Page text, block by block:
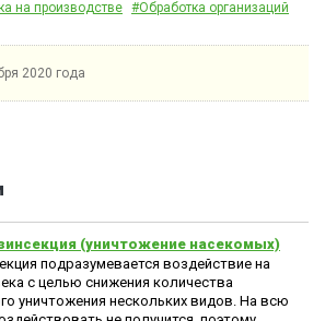
на производстве #Обработка организаций
2020 года
(уничтожение насекомых)
подразумевается воздействие на
с целью снижения количества
уничтожения нескольких видов. На всю